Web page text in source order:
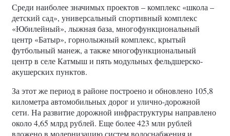
Среди наиболее значимых проектов – комплекс «школа –
детский сад», универсальный спортивный комплекс
«Юбилейный», лыжная база, многофункциональный
центр «Батыр», горнолыжный комплекс, крытый
футбольный манеж, а также многофункциональный
центр в селе Катмыш и пять модульных фельдшерско-
акушерских пунктов.
За этот же период в районе построено и обновлено 105,8
километра автомобильных дорог и улично-дорожной
сети. На развитие дорожной инфраструктуры направлено
около 4,65 млрд рублей. Еще более 423 млн рублей
вложено в модернизацию систем водоснабжения и